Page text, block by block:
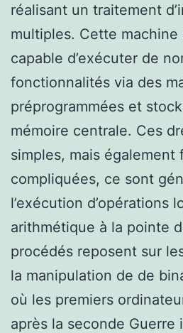
réalisant un traitement
multiples. Cette
capable d’exécuter de
fonctionnalités via des
préprogrammées et
mémoire centrale. Ces
simples, mais également
compliquées, ce sont
l’exécution d’opérations
arithmétique à la pointe
procédés reposent sur
la manipulation de de
où les premiers
après la seconde Guerre